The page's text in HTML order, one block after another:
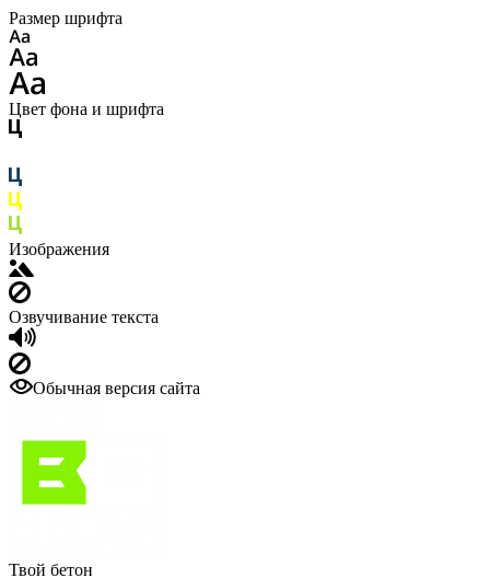
Размер шрифта
Цвет фона и шрифта
Изображения
Озвучивание текста
Обычная версия сайта
Твой бетон